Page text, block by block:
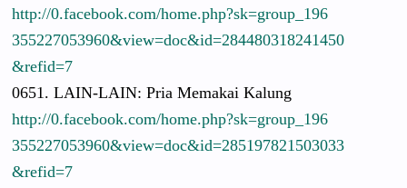
http://0.facebook.com/home.php?sk=group_196
355227053960&view=doc&id=284480318241450
&refid=7
0651. LAIN-LAIN: Pria Memakai Kalung
http://0.facebook.com/home.php?sk=group_196
355227053960&view=doc&id=285197821503033
&refid=7